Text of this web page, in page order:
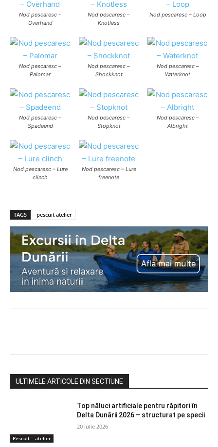
Nod pescaresc –
Overhand
Nod pescaresc –
Knotless
Nod pescaresc – Loop
Nod pescaresc –
Palomar
Nod pescaresc –
Shockknot
Nod pescaresc –
Waterknot
Nod pescaresc –
Spadeend
Nod pescaresc –
Stopknot
Nod pescaresc –
Albright
Nod pescaresc – Lure
clinch
Nod pescaresc – Lure
freenote
TAGS pescuit atelier
ULTIMELE ARTICOLE DIN SECTIUNE
Pescuit – atelier
Top năluci artificiale pentru răpitori în
Delta Dunării 2026 – structurat pe specii
20 iulie 2026